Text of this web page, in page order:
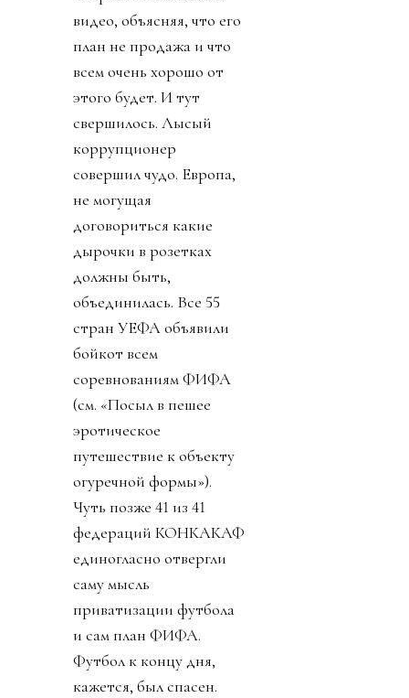
видео, объясняя, что его
план не продажа и что
всем очень хорошо от
этого будет. И тут
свершилось. Лысый
коррупционер
совершил чудо. Европа,
не могущая
договориться какие
дырочки в розетках
должны быть,
объединилась. Все 55
стран УЕФА объявили
бойкот всем
соревнованиям ФИФА
(см. «Посыл в пешее
эротическое
путешествие к объекту
огуречной формы»).
Чуть позже 41 из 41
федераций КОНКАКАФ
единогласно отвергли
саму мысль
приватизации футбола
и сам план ФИФА.
Футбол к концу дня,
кажется, был спасен.